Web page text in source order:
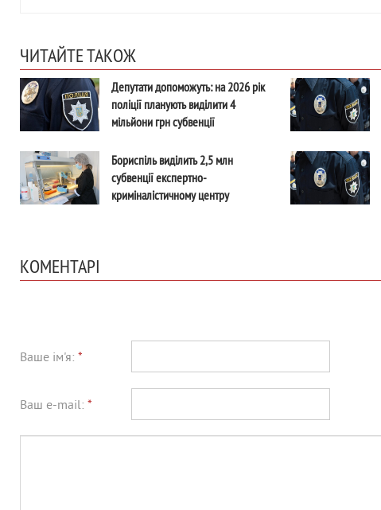
ЧИТАЙТЕ ТАКОЖ
Депутати допоможуть: на 2026 рік
поліції планують виділити 4
мільйони грн субвенції
Бориспіль виділить 2,5 млн
субвенції експертно-
криміналістичному центру
КОМЕНТАРІ
Ваше ім'я: *
Ваш e-mail: *